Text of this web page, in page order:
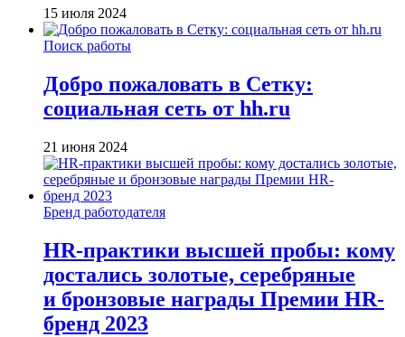
15 июля 2024
Поиск работы
Добро пожаловать в Сетку:
социальная сеть от hh.ru
21 июня 2024
Бренд работодателя
HR-практики высшей пробы: кому
достались золотые, серебряные
и бронзовые награды Премии HR-
бренд 2023